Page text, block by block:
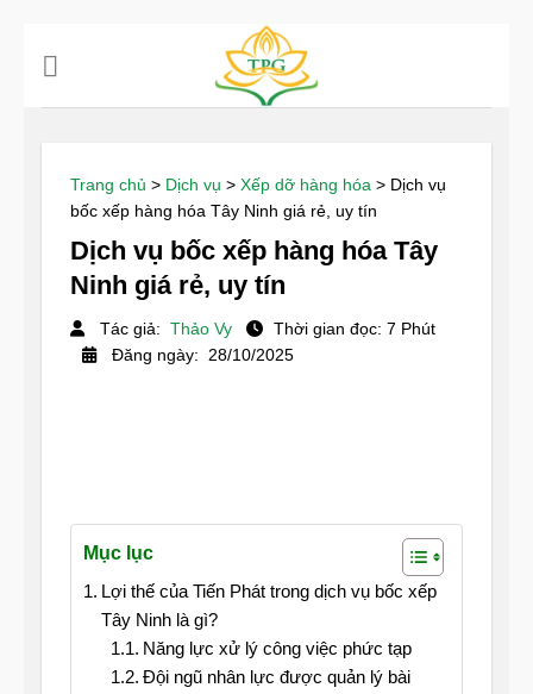
Trang chủ > Dịch vụ > Xếp dỡ hàng hóa > Dịch vụ
bốc xếp hàng hóa Tây Ninh giá rẻ, uy tín
Dịch vụ bốc xếp hàng hóa Tây
Ninh giá rẻ, uy tín
Tác giả: Thảo Vy
Thời gian đọc: 7 Phút
Đăng ngày: 28/10/2025
Mục lục
Lợi thế của Tiến Phát trong dịch vụ bốc xếp
Tây Ninh là gì?
Năng lực xử lý công việc phức tạp
Đội ngũ nhân lực được quản lý bài